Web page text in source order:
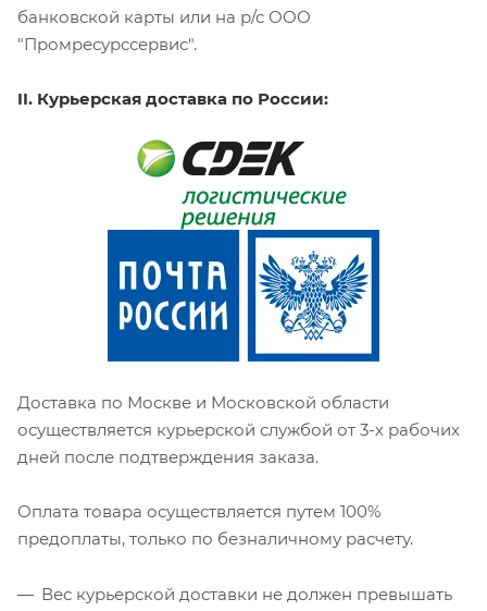
банковской карты или на р/с ООО
"Промресурссервис".
II. Курьерская доставка по России:
Доставка по Москве и Московской области
осуществляется курьерской службой от 3-х рабочих
дней после подтверждения заказа.
Оплата товара осуществляется путем 100%
предоплаты, только по безналичному расчету.
Вес курьерской доставки не должен превышать